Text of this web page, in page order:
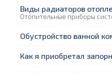
Виды радиаторов
Отопительные приборы
Обустройство ванной
Как я приобретал